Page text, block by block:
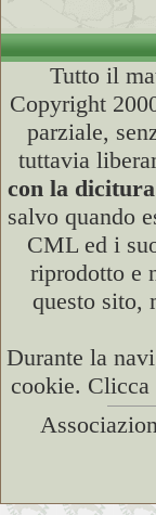
Tutto il
Copyright
parziale,
tuttavia
con la
salvo quando
CML ed i
riprodotto e
questo sito,
Durante la
cookie. Clicca